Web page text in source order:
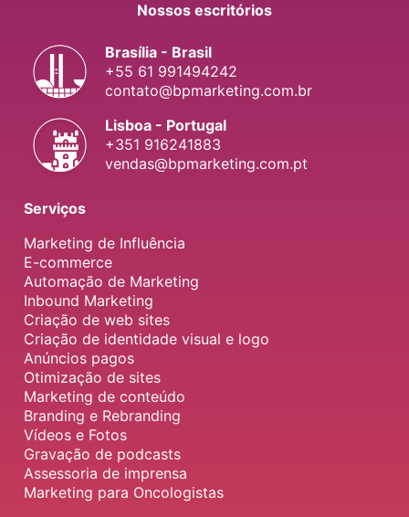
Nossos escritórios
Brasília - Brasil
+55 61 991494242
contato@bpmarketing.com.br
Lisboa - Portugal
+351 916241883
vendas@bpmarketing.com.pt
Serviços
Marketing de Influência
E-commerce
Automação de Marketing
Inbound Marketing
Criação de web sites
Criação de identidade visual e logo
Anúncios pagos
Otimização de sites
Marketing de conteúdo
Branding e Rebranding
Vídeos e Fotos
Gravação de podcasts
Assessoria de imprensa
Marketing para Oncologistas